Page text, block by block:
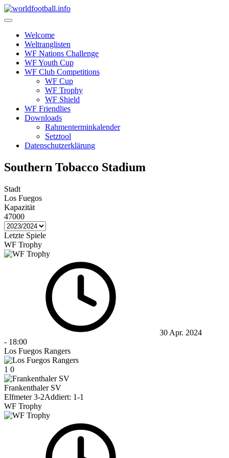
Skip
to
Welcome
Weltranglisten
WF Nations Challenge
WF Youth Cup
WF Club Competitions
WF Cup
WF Trophy
WF Shield
WF Friendlies
Downloads
Rahmenterminkalender
Setztool
Datenschutzerklärung
Southern Tobacco Stadium
Stadt
Los Fuegos
Kapazität
47000
Letzte Spiele
WF Trophy
30 Apr. 2024
- 18:00
Los Fuegos Rangers
1 0
Frankenthaler SV
Elfmeter 3-2Addiert: 1-1
WF Trophy